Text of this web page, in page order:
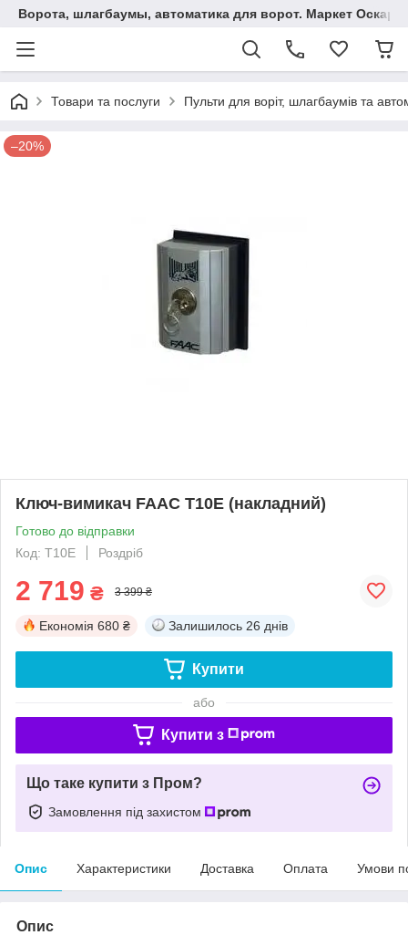
Ворота, шлагбаумы, автоматика для ворот. Маркет Оскар.
Товари та послуги Пульти для воріт, шлагбаумів та
–20%
Ключ-вимикач FAAC T10E (накладний)
Готово до відправки
Код: T10E
Роздріб
2 719 ₴ 3 399 ₴
Економія 680 ₴ Залишилось 26 днів
Купити
або
Купити з
Що таке купити з Пром?
Замовлення під захистом
Опис Характеристики Доставка Оплата Умови
Опис